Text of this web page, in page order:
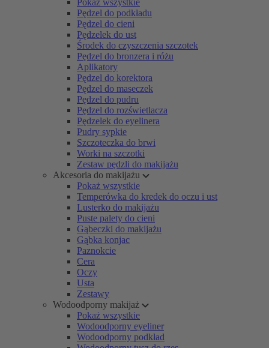
Pokaż wszystkie
Pędzel do podkładu
Pędzel do cieni
Pędzelek do ust
Środek do czyszczenia szczotek
Pędzel do bronzera i różu
Aplikatory
Pędzel do korektora
Pędzel do maseczek
Pędzel do pudru
Pędzel do rozświetlacza
Pędzelek do eyelinera
Pudry sypkie
Szczoteczka do brwi
Worki na szczotki
Zestaw pędzli do makijażu
Akcesoria do makijażu
Pokaż wszystkie
Temperówka do kredek do oczu i ust
Lusterko do makijażu
Puste palety do cieni
Gąbeczki do makijażu
Gąbka konjac
Paznokcie
Cera
Oczy
Usta
Zestawy
Wodoodporny makijaż
Pokaż wszystkie
Wodoodporny eyeliner
Wodoodporny podkład